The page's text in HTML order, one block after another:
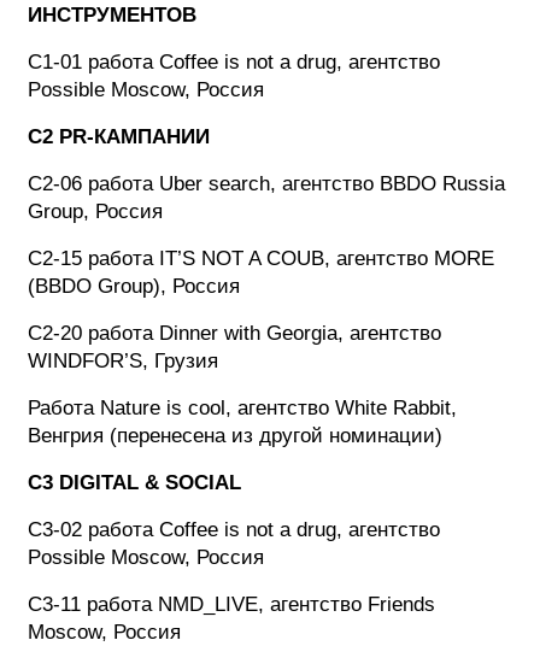
ИНСТРУМЕНТОВ
C1-01 работа Coffee is not a drug, агентство
Possible Moscow, Россия
C2 PR-КАМПАНИИ
C2-06 работа Uber search, агентство BBDO Russia
Group, Россия
C2-15 работа IT’S NOT A COUB, агентство MORE
(BBDO Group), Россия
C2-20 работа Dinner with Georgia, агентство
WINDFOR’S, Грузия
Работа Nature is cool, агентство White Rabbit,
Венгрия (перенесена из другой номинации)
C3 DIGITAL & SOCIAL
C3-02 работа Coffee is not a drug, агентство
Possible Moscow, Россия
C3-11 работа NMD_LIVE, агентство Friends
Moscow, Россия